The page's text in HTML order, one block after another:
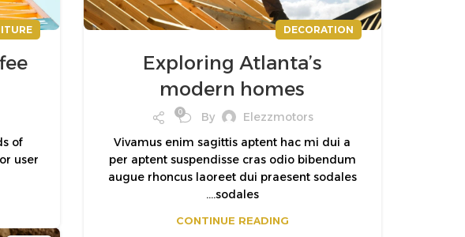
DECORATION
Exploring Atlanta’s
modern homes
By Elezzmotors
0
Vivamus enim sagittis aptent hac mi dui a
per aptent suspendisse cras odio bibendum
augue rhoncus laoreet dui praesent sodales
sodales....
CONTINUE READING
of
user